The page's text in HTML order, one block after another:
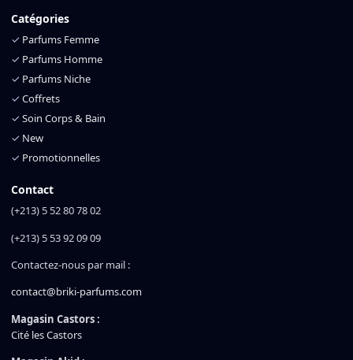
Catégories
✓ Parfums Femme
✓ Parfums Homme
✓ Parfums Niche
✓ Coffrets
✓ Soin Corps & Bain
✓ New
✓ Promotionnelles
Contact
(+213) 5 52 80 78 02
(+213) 5 53 92 09 09
Contactez-nous par mail :
contact@briki-parfums.com
Magasin Castors :
Cité les Castors